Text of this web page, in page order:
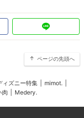
ページの先頭へ
ィズニー特集 mimot.
肉 Medery.